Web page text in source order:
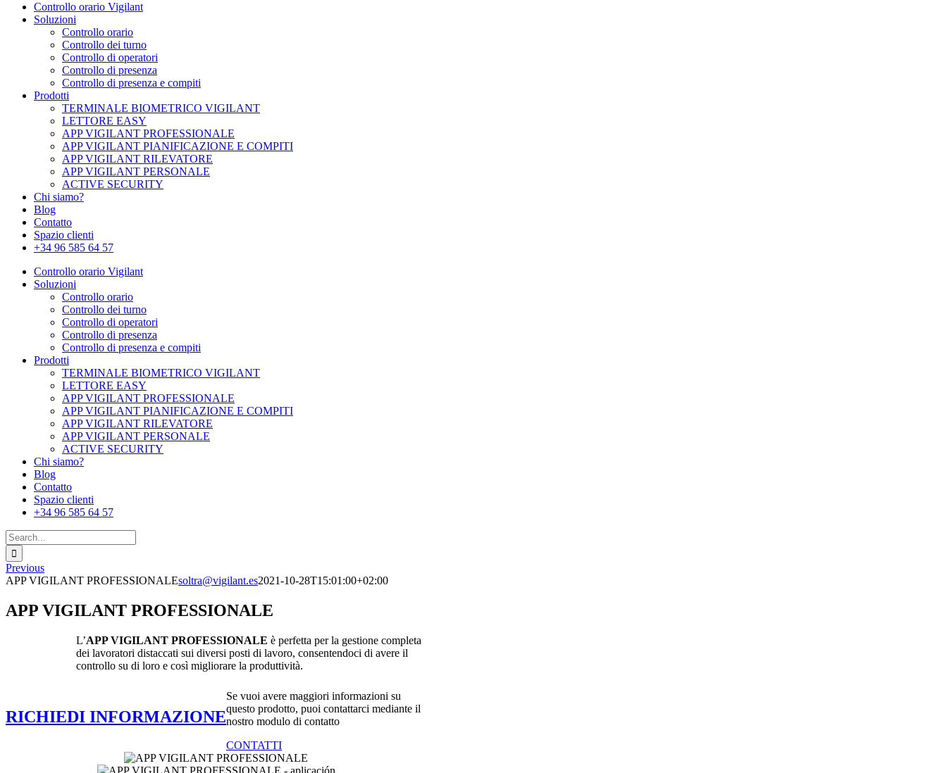
Controllo orario Vigilant
Soluzioni
Controllo orario
Controllo dei turno
Controllo di operatori
Controllo di presenza
Controllo di presenza e compiti
Prodotti
TERMINALE BIOMETRICO VIGILANT
LETTORE EASY
APP VIGILANT PROFESSIONALE
APP VIGILANT PIANIFICAZIONE E COMPITI
APP VIGILANT RILEVATORE
APP VIGILANT PERSONALE
ACTIVE SECURITY
Chi siamo?
Blog
Contatto
Spazio clienti
+34 96 585 64 57
Controllo orario Vigilant
Soluzioni
Controllo orario
Controllo dei turno
Controllo di operatori
Controllo di presenza
Controllo di presenza e compiti
Prodotti
TERMINALE BIOMETRICO VIGILANT
LETTORE EASY
APP VIGILANT PROFESSIONALE
APP VIGILANT PIANIFICAZIONE E COMPITI
APP VIGILANT RILEVATORE
APP VIGILANT PERSONALE
ACTIVE SECURITY
Chi siamo?
Blog
Contatto
Spazio clienti
+34 96 585 64 57
Search
for:
Previous
APP VIGILANT PROFESSIONALEsoltra@vigilant.es2021-10-28T15:01:00+02:00
APP VIGILANT PROFESSIONALE
L’APP VIGILANT PROFESSIONALE è perfetta per la gestione completa
dei lavoratori distaccati sui diversi posti di lavoro, consentendoci di avere il
controllo su di loro e così migliorare la produttività.
RICHIEDI INFORMAZIONE
Se vuoi avere maggiori informazioni su
questo prodotto, puoi contattarci mediante il
nostro modulo di contatto
CONTATTI